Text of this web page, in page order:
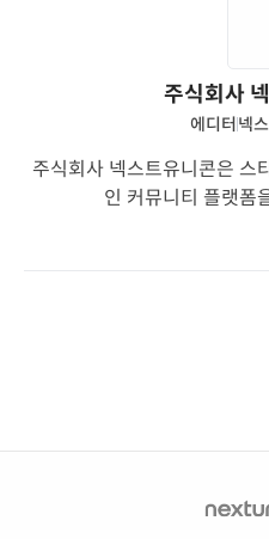
주식회사
에디터넥
주식회사 넥스트유니콘은 스
인 커뮤니티 플랫폼